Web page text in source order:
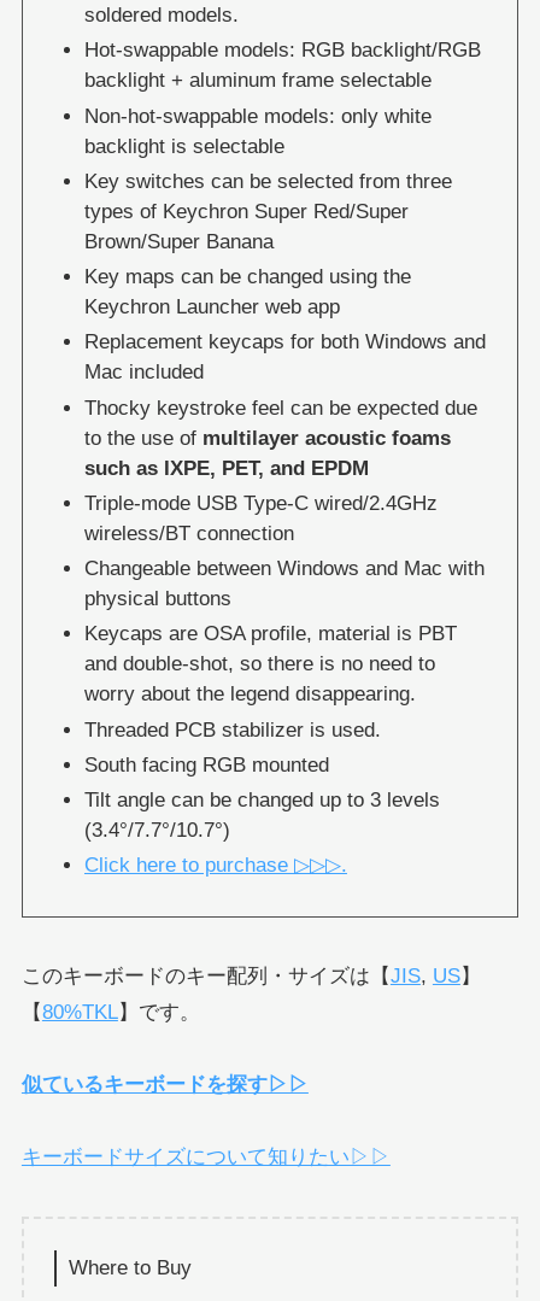
soldered models.
Hot-swappable models: RGB backlight/RGB
backlight + aluminum frame selectable
Non-hot-swappable models: only white
backlight is selectable
Key switches can be selected from three
types of Keychron Super Red/Super
Brown/Super Banana
Key maps can be changed using the
Keychron Launcher web app
Replacement keycaps for both Windows and
Mac included
Thocky keystroke feel can be expected due
to the use of multilayer acoustic foams
such as IXPE, PET, and EPDM
Triple-mode USB Type-C wired/2.4GHz
wireless/BT connection
Changeable between Windows and Mac with
physical buttons
Keycaps are OSA profile, material is PBT
and double-shot, so there is no need to
worry about the legend disappearing.
Threaded PCB stabilizer is used.
South facing RGB mounted
Tilt angle can be changed up to 3 levels
(3.4°/7.7°/10.7°)
Click here to purchase ▷▷▷.
このキーボードのキー配列・サイズは【JIS, US】
【80%TKL】です。
似ているキーボードを探す▷▷
キーボードサイズについて知りたい▷▷
Where to Buy